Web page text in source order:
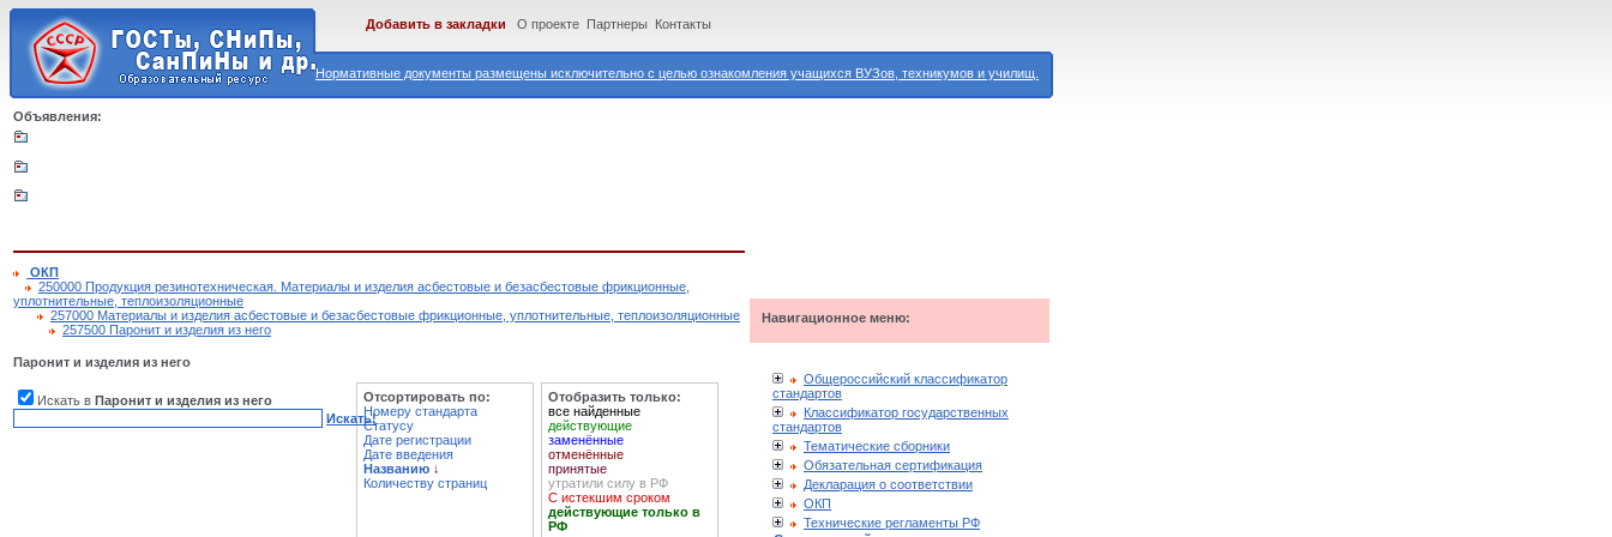
Нормативные документы размещены исключительно с целью ознакомления учащихся ВУЗов, техникумов и училищ.
Добавить в закладки О проекте Партнеры Контакты
Объявления:
ОКП
250000 Продукция резинотехническая. Материалы и изделия асбестовые и безасбестовые фрикционные,
уплотнительные, теплоизоляционные
257000 Материалы и изделия асбестовые и безасбестовые фрикционные, уплотнительные, теплоизоляционные
257500 Паронит и изделия из него
Паронит и изделия из него
Искать в Паронит и изделия из него
Искать!
Отсортировать по:
Номеру стандарта
Статусу
Дате регистрации
Дате введения
Названию ↓
Количеству страниц
Отобразить только:
все найденные
действующие
заменённые
отменённые
принятые
утратили силу в РФ
С истекшим сроком
действующие только в
РФ
Навигационное меню:
Общероссийский классификатор
стандартов
Классификатор государственных
стандартов
Тематические сборники
Обязательная сертификация
Декларация о соответствии
ОКП
Технические регламенты РФ